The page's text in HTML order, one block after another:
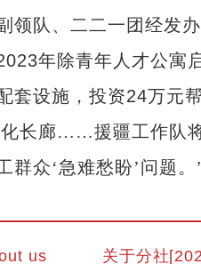
领队、二二一团经发
年除青年人才公寓
套设施，投资24万元
长廊……援疆工作队
群众‘急难愁盼’问题
us 关于分社